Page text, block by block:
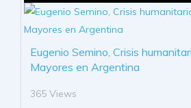
Eugenio Semino, Crisis
Mayores en Argentina
365 Views